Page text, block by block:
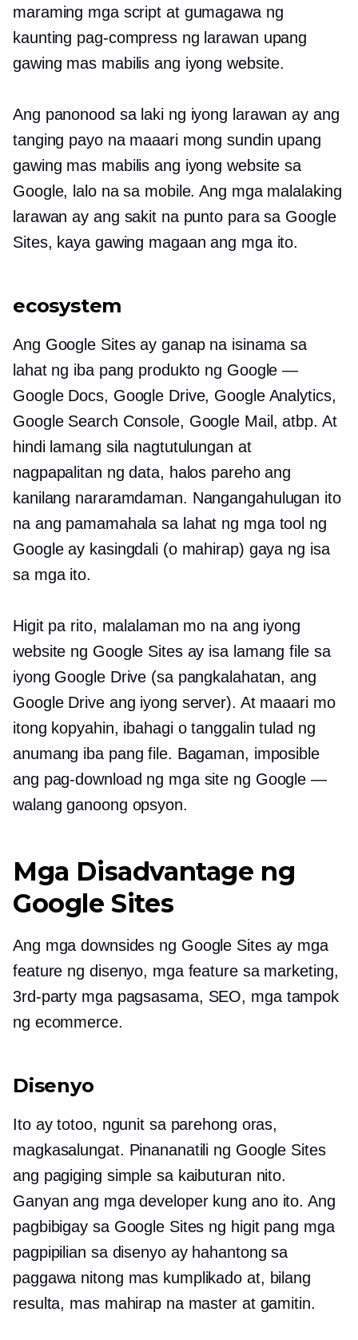
maraming mga script at gumagawa ng
kaunting pag-compress ng larawan upang
gawing mas mabilis ang iyong website.
Ang panonood sa laki ng iyong larawan ay ang
tanging payo na maaari mong sundin upang
gawing mas mabilis ang iyong website sa
Google, lalo na sa mobile. Ang mga malalaking
larawan ay ang sakit na punto para sa Google
Sites, kaya gawing magaan ang mga ito.
ecosystem
Ang Google Sites ay ganap na isinama sa
lahat ng iba pang produkto ng Google —
Google Docs, Google Drive, Google Analytics,
Google Search Console, Google Mail, atbp. At
hindi lamang sila nagtutulungan at
nagpapalitan ng data, halos pareho ang
kanilang nararamdaman. Nangangahulugan ito
na ang pamamahala sa lahat ng mga tool ng
Google ay kasingdali (o mahirap) gaya ng isa
sa mga ito.
Higit pa rito, malalaman mo na ang iyong
website ng Google Sites ay isa lamang file sa
iyong Google Drive (sa pangkalahatan, ang
Google Drive ang iyong server). At maaari mo
itong kopyahin, ibahagi o tanggalin tulad ng
anumang iba pang file. Bagaman, imposible
ang pag-download ng mga site ng Google —
walang ganoong opsyon.
Mga Disadvantage ng
Google Sites
Ang mga downsides ng Google Sites ay mga
feature ng disenyo, mga feature sa marketing,
3rd-party mga pagsasama, SEO, mga tampok
ng ecommerce.
Disenyo
Ito ay totoo, ngunit sa parehong oras,
magkasalungat. Pinananatili ng Google Sites
ang pagiging simple sa kaibuturan nito.
Ganyan ang mga developer kung ano ito. Ang
pagbibigay sa Google Sites ng higit pang mga
pagpipilian sa disenyo ay hahantong sa
paggawa nitong mas kumplikado at, bilang
resulta, mas mahirap na master at gamitin.